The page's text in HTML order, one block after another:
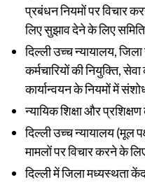
प्रबंधन नियमों पर विचार
लिए सुझाव देने के लिए समिति
दिल्ली उच्च न्यायालय,
कर्मचारियों की नियुक्ति,
कार्यान्वयन के नियमों में
न्यायिक शिक्षा और
दिल्ली उच्च न्यायालय (मूल
मामलों पर विचार करने के
दिल्ली में जिला मध्यस्थता